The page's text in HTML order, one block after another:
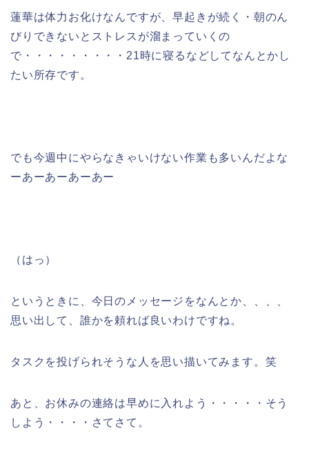
蓮華は体力お化けなんですが、早起きが続く・朝のん
びりできないとストレスが溜まっていくの
で・・・・・・・・・21時に寝るなどしてなんとかし
たい所存です。
でも今週中にやらなきゃいけない作業も多いんだよな
ーあーあーあーあー
（はっ）
というときに、今日のメッセージをなんとか、、、、
思い出して、誰かを頼れば良いわけですね。
タスクを投げられそうな人を思い描いてみます。笑
あと、お休みの連絡は早めに入れよう・・・・・そう
しよう・・・・さてさて。